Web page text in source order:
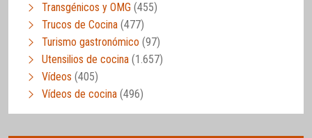
Transgénicos y OMG (455)
Trucos de Cocina (477)
Turismo gastronómico (97)
Utensilios de cocina (1.657)
Vídeos (405)
Vídeos de cocina (496)